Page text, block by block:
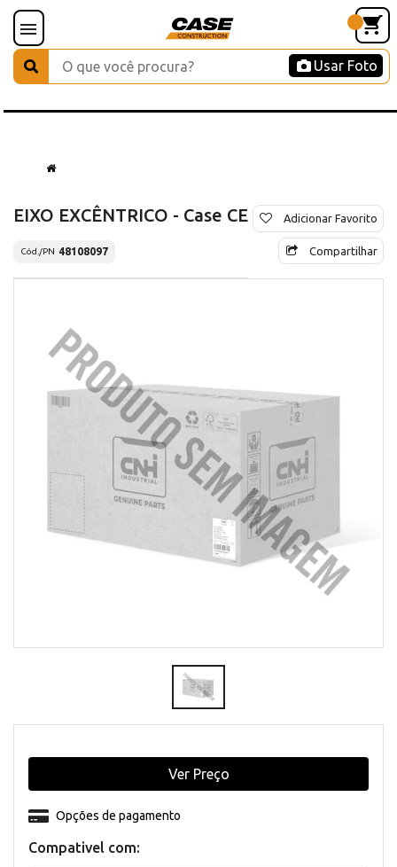
Usar Foto
EIXO EXCÊNTRICO - Case CE
Cód./PN 48108097
Adicionar Favorito
Compartilhar
Compativel com:
Opções de pagamento
Ver Preço